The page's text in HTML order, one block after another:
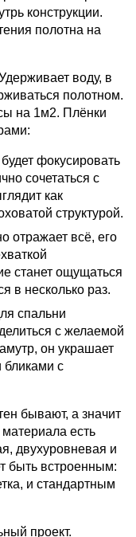
конструкции.
полотна на
воду, в
полотном.
на 1м2. Плёнки
фокусировать
сочетаться с
как
структурой.
отражает всё, его
станет ощущаться
в несколько раз.
спальни
с желаемой
он украшает
бликами с
бывают, а значит
есть
двухуровневая и
быть встроенным:
и стандартным
проект.